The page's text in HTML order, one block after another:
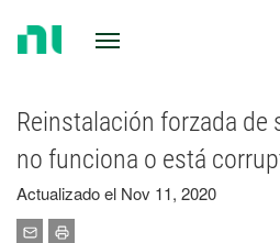
Reinstalación forzada de
no funciona o está
Actualizado el Nov 11, 2020